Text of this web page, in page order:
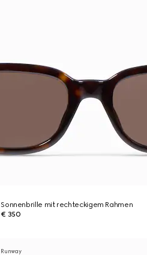
Sonnenbrille mit rechteckigem Rahmen
€ 350
Runway